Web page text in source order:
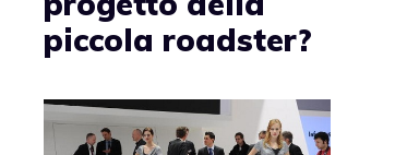
piccola roadster?